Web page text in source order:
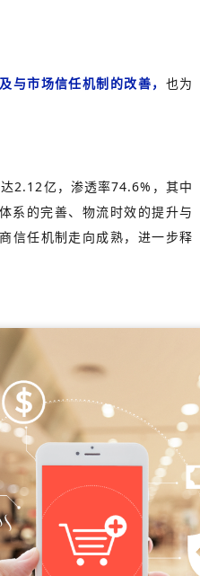
与市场信任机制的改善， 也为
2.12亿，渗透率74.6%，其中
系的完善、物流时效的提升与
信任机制走向成熟，进一步释